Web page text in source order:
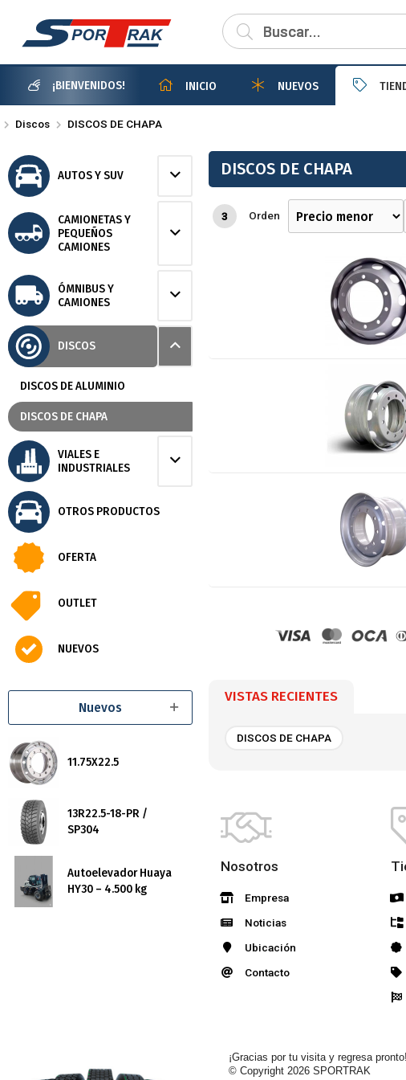
¡BIENVENIDOS! INICIO NUEVOS
Discos DISCOS DE CHAPA
AUTOS Y SUV
CAMIONETAS Y
PEQUEÑOS
CAMIONES
ÓMNIBUS Y
CAMIONES
DISCOS
DISCOS DE ALUMINIO
DISCOS DE CHAPA
VIALES E
INDUSTRIALES
OTROS PRODUCTOS
OFERTA
OUTLET
NUEVOS
Nuevos
11.75X22.5
13R22.5-18-PR /
SP304
Autoelevador Huaya
HY30 – 4.500 kg
DISCOS DE CHAPA
3 Orden
VISTAS RECIENTES
DISCOS DE CHAPA
Nosotros
Empresa
Noticias
Ubicación
Contacto
¡Gracias por tu visita y regresa pronto!
© Copyright 2026 SPORTRAK